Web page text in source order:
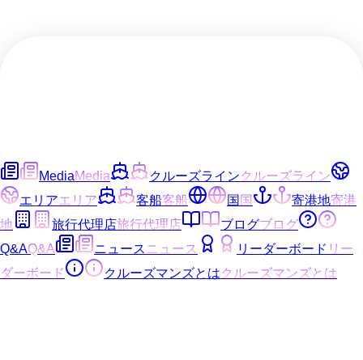
MediaMedia クルーズラインクルーズライン
エリアエリア 客船客船 国国 寄港地寄港
地
旅行代理店旅行代理店 ブログブログ
Q&AQ&A ニュース ニュース リーダーボード リー
ダーボード
クルーズマンズとはクルーズマンズとは